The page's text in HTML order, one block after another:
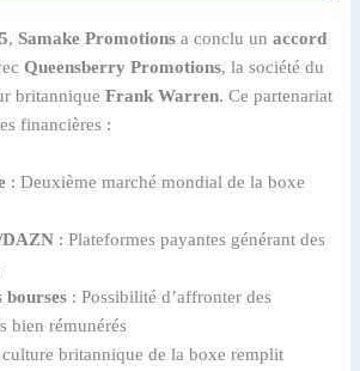
,Samake Promotions a conclu unaccord
Queensberry Promotions, la société du
britanniqueFrank Warren. Ce partenariat
financières :
: Deuxième marché mondial de la boxe
DAZN : Plateformes payantes générant des
bourses : Possibilité d’affronter des
bien rémunérés
britannique de la boxe remplit